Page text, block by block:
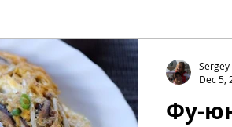
Фу-
Dec 5,